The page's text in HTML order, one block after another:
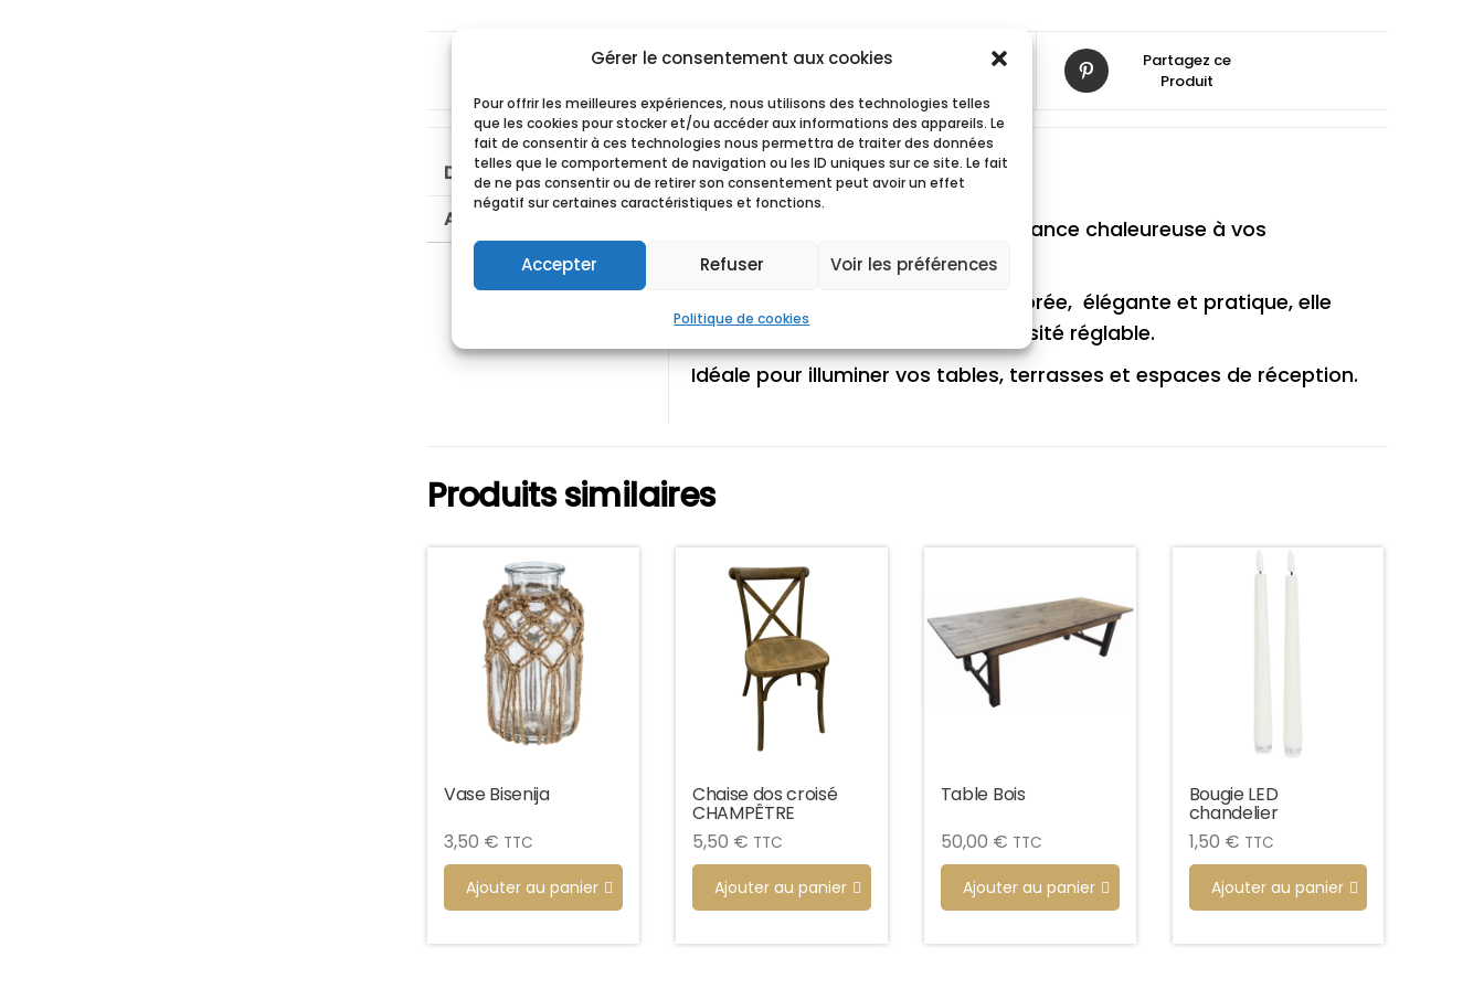
Gérer le consentement aux cookies
Pour offrir les meilleures expériences, nous utilisons des technologies telles
que les cookies pour stocker et/ou accéder aux informations des appareils. Le
fait de consentir à ces technologies nous permettra de traiter des données
telles que le comportement de navigation ou les ID uniques sur ce site. Le fait
de ne pas consentir ou de retirer son consentement peut avoir un effet
négatif sur certaines caractéristiques et fonctions.
Accepter Refuser Voir les préférences
Politique de cookies
Tweetez ce
Envoyez sur
Partagez ce
Produit
Description
Avis (0)
Description
La lampe NOVA apporte une ambiance chaleureuse à vos
événements.
La lampe NOVA est de couleur dorée, élégante et pratique, elle
dispose d’un éclairage LED à intensité réglable.
Idéale pour illuminer vos tables, terrasses et espaces de réception.
Produits similaires
Vase Bisenija
3,50 € TTC
Ajouter au panier
Chaise dos croisé
CHAMPÊTRE
5,50 € TTC
Ajouter au panier
Table Bois
50,00 € TTC
Ajouter au panier
Bougie LED
chandelier
1,50 € TTC
Ajouter au panier